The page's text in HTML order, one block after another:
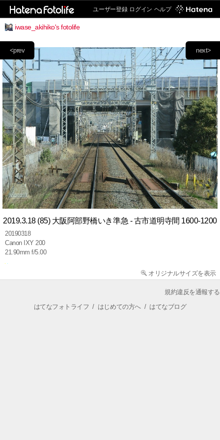
ユーザー登録 ログイン ヘルプ
iwase_akihiko's fotolife
next>
<prev
2019.3.18 (85) 大阪阿部野橋いき準急 - 古市道明寺間 1600-1200
20190318
Canon IXY 200
21.90mm f/5.00
オリジナルサイズを表示
規約違反を通報する
はてなフォトライフ / はじめての方へ/ はてなブログ